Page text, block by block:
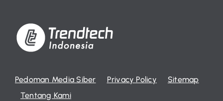
Pedoman Media Siber Privacy Policy
Sitemap
Tentang Kami